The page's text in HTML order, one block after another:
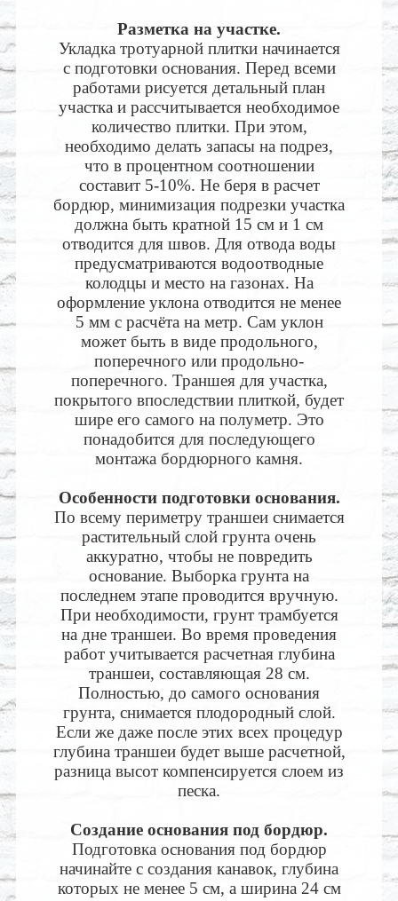
Разметка на участке.
Укладка тротуарной плитки начинается
с подготовки основания. Перед всеми
работами рисуется детальный план
участка и рассчитывается необходимое
количество плитки. При этом,
необходимо делать запасы на подрез,
что в процентном соотношении
составит 5-10%. Не беря в расчет
бордюр, минимизация подрезки участка
должна быть кратной 15 см и 1 см
отводится для швов. Для отвода воды
предусматриваются водоотводные
колодцы и место на газонах. На
оформление уклона отводится не менее
5 мм с расчёта на метр. Сам уклон
может быть в виде продольного,
поперечного или продольно-
поперечного. Траншея для участка,
покрытого впоследствии плиткой, будет
шире его самого на полуметр. Это
понадобится для последующего
монтажа бордюрного камня.
Особенности подготовки основания.
По всему периметру траншеи снимается
растительный слой грунта очень
аккуратно, чтобы не повредить
основание. Выборка грунта на
последнем этапе проводится вручную.
При необходимости, грунт трамбуется
на дне траншеи. Во время проведения
работ учитывается расчетная глубина
траншеи, составляющая 28 см.
Полностью, до самого основания
грунта, снимается плодородный слой.
Если же даже после этих всех процедур
глубина траншеи будет выше расчетной,
разница высот компенсируется слоем из
песка.
Создание основания под бордюр.
Подготовка основания под бордюр
начинайте с создания канавок, глубина
которых не менее 5 см, а ширина 24 см